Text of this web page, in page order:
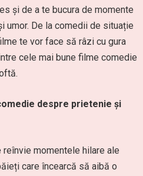
și de a te bucura de momente
umor. De la comedii de situație
te vor face să râzi cu gura
cele mai bune filme comedie
despre prietenie și
reînvie momentele hilare ale
care încearcă să aibă o